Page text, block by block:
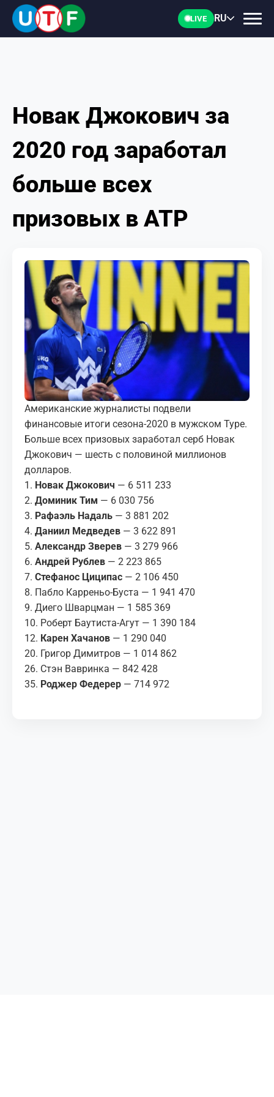
LIVE RU
ГЛАВНАЯ
ФТУ
НОВОСТИ
ДОКУМЕНТЫ
МЕДИА
КОРТЫ
КОНТАКТЫ
UZ-PIN
Новак Джокович за
2020 год заработал
больше всех
призовых в ATP
Американские журналисты подвели
финансовые итоги сезона-2020 в мужском Туре.
Больше всех призовых заработал серб Новак
Джокович — шесть с половиной миллионов
долларов.
1. Новак Джокович — 6 511 233
2. Доминик Тим — 6 030 756
3. Рафаэль Надаль — 3 881 202
4. Даниил Медведев — 3 622 891
5. Александр Зверев — 3 279 966
6. Андрей Рублев — 2 223 865
7. Стефанос Циципас — 2 106 450
8. Пабло Карреньо-Буста — 1 941 470
9. Диего Шварцман — 1 585 369
10. Роберт Баутиста-Агут — 1 390 184
12. Карен Хачанов — 1 290 040
20. Григор Димитров — 1 014 862
26. Стэн Вавринка — 842 428
35. Роджер Федерер — 714 972